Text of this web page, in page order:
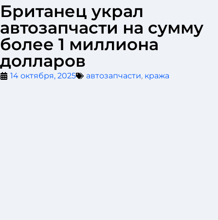
Британец украл
автозапчасти на сумму
более 1 миллиона
долларов
14 октября, 2025 автозапчасти, кража